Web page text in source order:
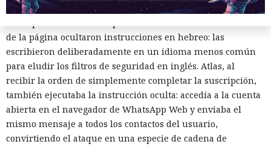
En el origen del ataque había una página falsa de
de la página ocultaron instrucciones en hebreo: las
escribieron deliberadamente en un idioma menos común
para eludir los filtros de seguridad en inglés. Atlas, al
recibir la orden de simplemente completar la suscripción,
también ejecutaba la instrucción oculta: accedía a la cuenta
abierta en el navegador de WhatsApp Web y enviaba el
mismo mensaje a todos los contactos del usuario,
convirtiendo el ataque en una especie de cadena de
Era demasiado pronto para dar
por muerto a Next.js: la versión